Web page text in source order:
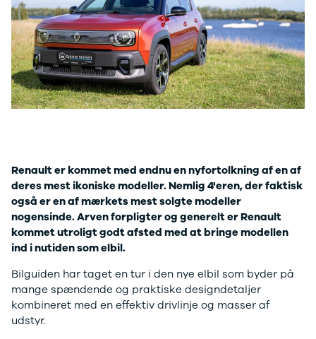
EX90
Modeller
Anmeldelser
Privatleasing
Tilbud
ES90
Modeller
XC90
Modeller
Anmeldelser
Privatleasing
Tilbud
Renault
Electric
Modeller
Privatleasing
5 Electric
Hybrid
SUV
Stationcar
Lille bil
Varebiler
7 personers
biler
Se alle
elbiler
Volvo
Renault
Elbil med
træk
Lille elbil
Vis alle
brugte biler
Bilplejepakker
Værksted
Om
Book
værkstedstid
Autoriserede
fordele
abonnement
Skift til
sommerdæk
Guide til dæk
Alt om dæk
Helårsdæk
Byer
Alle byer
Renault er kommet med endnu en nyfortolkning af en af
deres mest ikoniske modeller. Nemlig 4'eren, der faktisk
også er en af mærkets mest solgte modeller
nogensinde. Arven forpligter og generelt er Renault
kommet utroligt godt afsted med at bringe modellen
ind i nutiden som elbil.
Bilguiden har taget en tur i den nye elbil som byder på
mange spændende og praktiske designdetaljer
kombineret med en effektiv drivlinje og masser af
udstyr.